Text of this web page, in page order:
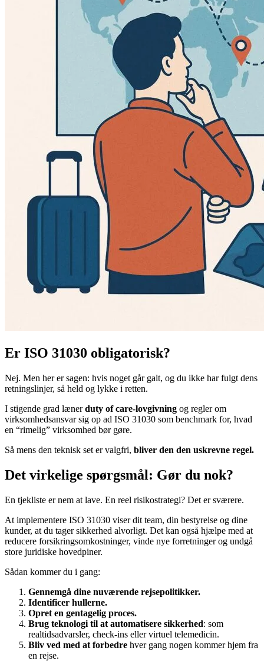
Er ISO 31030 obligatorisk?
Nej. Men her er sagen: hvis noget går galt, og du ikke har fulgt dens
retningslinjer, så held og lykke i retten.
I stigende grad lænerduty of care-lovgivning og regler om
virksomhedsansvar sig op ad ISO 31030 som benchmark for, hvad
en “rimelig” virksomhed bør gøre.
Så mens den teknisk set er valgfri, bliver den den uskrevne regel.
Det virkelige spørgsmål: Gør du nok?
En tjekliste er nem at lave. En reel risikostrategi? Det er sværere.
At implementere ISO 31030 viser dit team, din bestyrelse og dine
kunder, at du tager sikkerhed alvorligt. Det kan også hjælpe med at
reducere forsikringsomkostninger, vinde nye forretninger og undgå
store juridiske hovedpiner.
Sådan kommer du i gang:
Gennemgå dine nuværende rejsepolitikker.
Identificer hullerne.
Opret en gentagelig proces.
Brug teknologi til at automatisere sikkerhed: som
realtidsadvarsler, check-ins eller virtuel telemedicin.
Bliv ved med at forbedre hver gang nogen kommer hjem fra
en rejse.